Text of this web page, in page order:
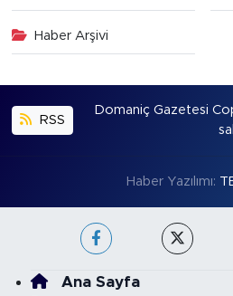
Haber Arşivi
RSS
Domaniç Gazetesi
Haber Yazılımı:
Ana Sayfa